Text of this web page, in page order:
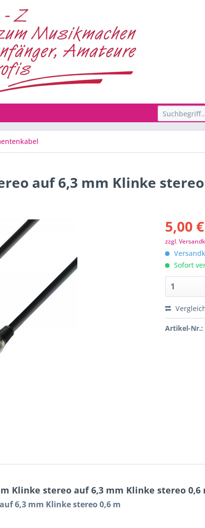
auf 6,3 mm Klinke stereo
5,00
zzgl.
Sofort
Artikel-Nr.:
Klinke stereo auf 6,3 mm Klinke stereo 0,6
6,3 mm Klinke stereo 0,6 m